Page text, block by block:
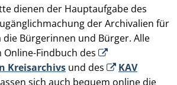
dienen der Hauptaufgabe des
der Archivalien für
Bürgerinnen und Bürger. Alle
Findbuch des
Kreisarchivs und des
KAV
sich auch bequem online die